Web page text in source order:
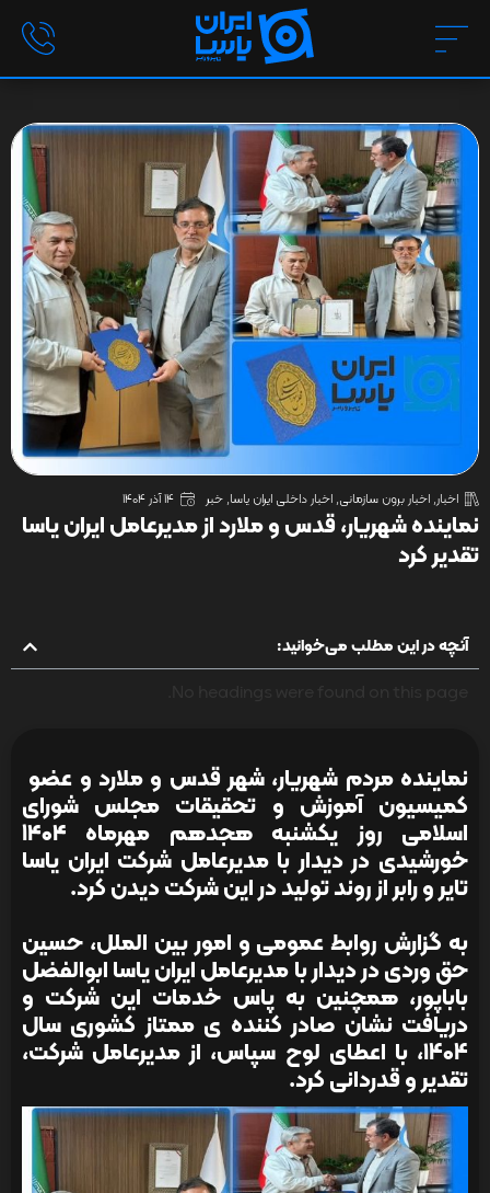
اخبار, اخبار برون سازمانی, اخبار داخلی ایران یاسا, خبر 14 آذر 1404
نماینده شهریار، قدس و ملارد از مدیرعامل ایران یاسا
تقدیر کرد
آنچه در این مطلب می‌خوانید:
نماینده مردم شهریار، شهر قدس و ملارد و عضو
کمیسیون آموزش و تحقیقات مجلس شورای
اسلامی روز یکشنبه هجدهم مهرماه ۱۴۰۴
خورشیدی در دیدار با مدیرعامل شرکت ایران یاسا
تایر و رابر از روند تولید در این شرکت دیدن کرد.
به گزارش روابط عمومی و امور بین الملل، حسین
حق وردی در دیدار با مدیرعامل ایران یاسا ابوالفضل
باباپور، همچنین به پاس خدمات این شرکت و
دریافت نشان صادر کننده ی ممتاز کشوری سال
1404، با اعطای لوح سپاس، از مدیرعامل شرکت،
تقدیر و قدردانی کرد.